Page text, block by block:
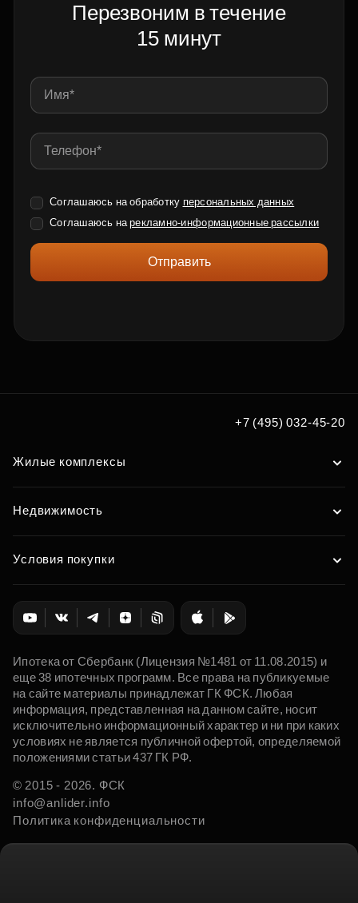
Перезвоним в течение
15 минут
Соглашаюсь на обработку персональных данных
Соглашаюсь нарекламно-информационные рассылки
Отправить
+7 (495) 032-45-20
Жилые комплексы
Недвижимость
Условия покупки
Ипотека от Сбербанк (Лицензия №1481 от 11.08.2015) и
еще 38 ипотечных программ. Все права на публикуемые
на сайте материалы принадлежат ГК ФСК. Любая
информация, представленная на данном сайте, носит
исключительно информационный характер и ни при каких
условиях не является публичной офертой, определяемой
положениями статьи 437 ГК РФ.
© 2015 - 2026. ФСК
info@anlider.info
Политика конфиденциальности